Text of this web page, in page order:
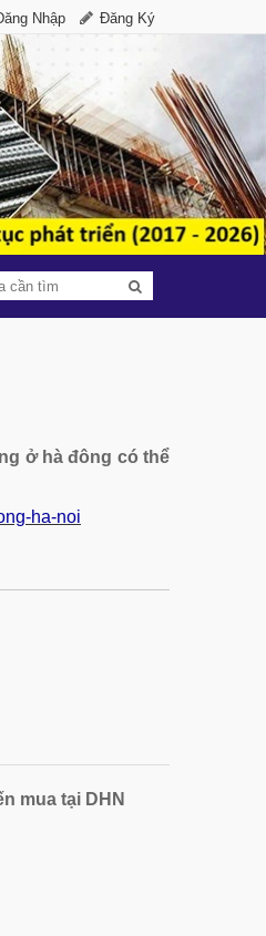
Nhập Đăng Ký
ở hà đông có thể
ha-noi
mua tại DHN